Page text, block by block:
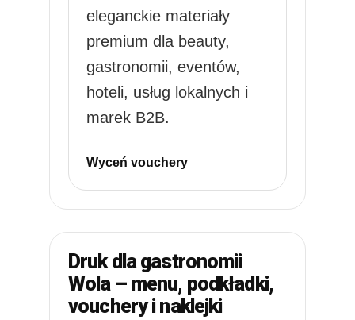
eleganckie materiały
premium dla beauty,
gastronomii, eventów,
hoteli, usług lokalnych i
marek B2B.
Wyceń vouchery
Druk dla gastronomii
Wola – menu, podkładki,
vouchery i naklejki